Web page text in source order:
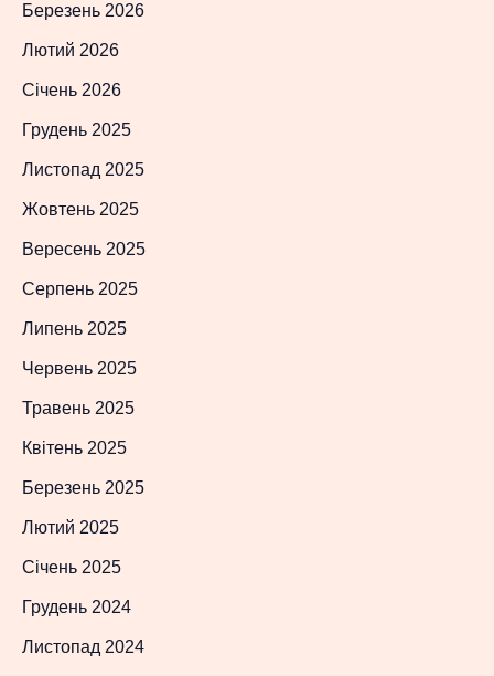
Березень 2026
Лютий 2026
Січень 2026
Грудень 2025
Листопад 2025
Жовтень 2025
Вересень 2025
Серпень 2025
Липень 2025
Червень 2025
Травень 2025
Квітень 2025
Березень 2025
Лютий 2025
Січень 2025
Грудень 2024
Листопад 2024